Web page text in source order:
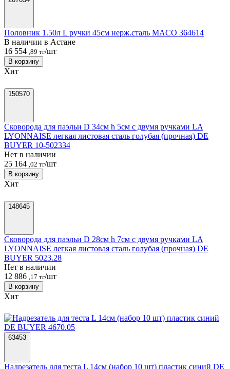
Половник 1.50л L ручки 45см нерж.сталь MACO 364614
В наличии в Астанe
16 554 ,89 тг/шт
В корзину
Хит
150570
Сковорода для паэльи D 34см h 5см с двумя ручками LA
LYONNAISE легкая листовая сталь голубая (прочная) DE
BUYER 10-502334
Нет в наличии
25 164 ,02 тг/шт
В корзину
Хит
148645
Сковорода для паэльи D 28см h 7см с двумя ручками LA
LYONNAISE легкая листовая сталь голубая (прочная) DE
BUYER 5023.28
Нет в наличии
12 886 ,17 тг/шт
В корзину
Хит
63453
Надрезатель для теста L 14см (набор 10 шт) пластик синий DE